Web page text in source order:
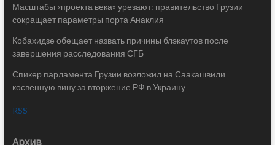
Масштабы «проекта века» урезают: правительство Грузии
сокращает параметры порта Анаклия
Кобахидзе обещает назвать причины блэкаутов после
завершения расследования СГБ
Спикер парламента Грузии возложил на Саакашвили
косвенную вину за вторжение РФ в Украину
RSS
Архив